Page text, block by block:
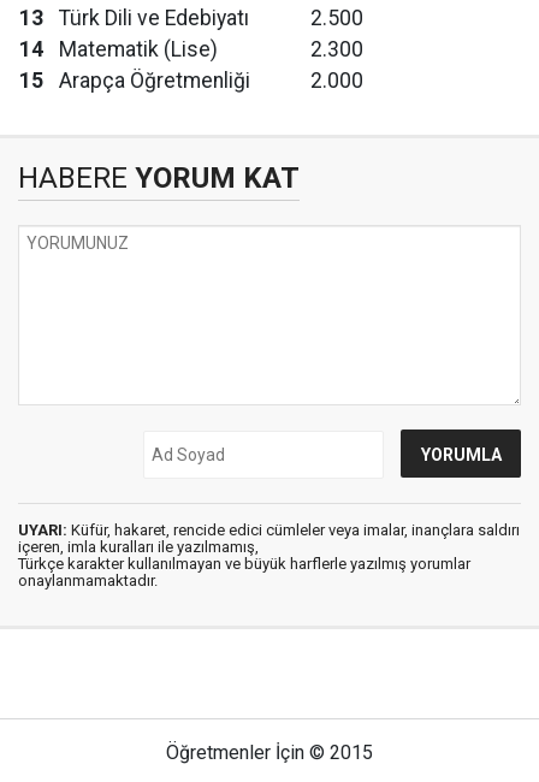
13
Türk Dili ve Edebiyatı
2.500
14
Matematik (Lise)
2.300
15
Arapça Öğretmenliği 2.000
HABERE YORUM KAT
UYARI: Küfür, hakaret, rencide edici cümleler veya imalar, inançlara saldırı
içeren, imla kuralları ile yazılmamış,
Türkçe karakter kullanılmayan ve büyük harflerle yazılmış yorumlar
onaylanmamaktadır.
Öğretmenler İçin © 2015